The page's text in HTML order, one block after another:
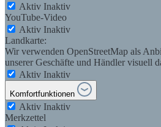
Aktiv Inaktiv
YouTube-Video
Aktiv Inaktiv
Landkarte:
Wir verwenden OpenStreetMap als
unserer Geschäfte und Händler visuell
Aktiv Inaktiv
Komfortfunktionen
Aktiv Inaktiv
Merkzettel